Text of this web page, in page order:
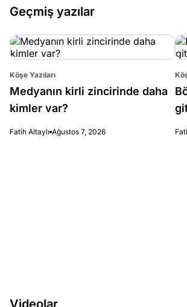
Geçmiş yazılar
Köşe Yazıları
Medyanın kirli zincirinde daha
kimler var?
Fatih Altaylı Ağustos 7, 2026
Videolar